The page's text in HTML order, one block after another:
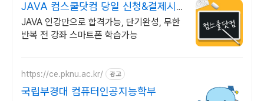
JAVA 컴스쿨닷컴 당일 신청&결제시
기프티콘!
JAVA 인강만으로 합격가능, 단기완성, 무한
반복 전 강좌 스마트폰 학습가능
https://ce.pknu.ac.kr/ 광고
국립부경대 컴퓨터인공지능학부